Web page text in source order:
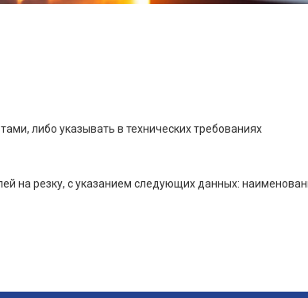
либо указывать в технических требованиях
на резку, с указанием следующих данных: